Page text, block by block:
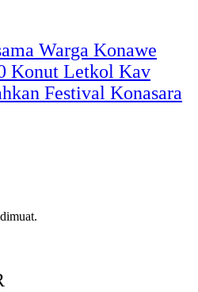
Warga Konawe
Konut Letkol Kav
Festival Konasara